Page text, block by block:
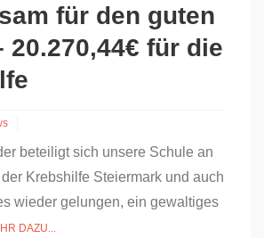
für den guten
20.270,44€ für die
beteiligt sich unsere Schule an
Krebshilfe Steiermark und auch
wieder gelungen, ein gewaltiges
DAZU...